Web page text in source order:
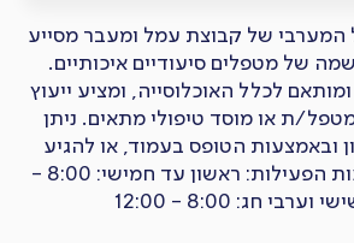
המערבי של קבוצת עמל ומעבר מסייע
של מטפלים סיעודיים איכותיים.
לכלל האוכלוסייה, ומציע ייעוץ
ת או מוסד טיפולי מתאים. ניתן
ובאמצעות הטופס בעמוד, או להגיע
ישירות לסניף בשעות הפעילות: ראשון עד חמישי: 8:00 -